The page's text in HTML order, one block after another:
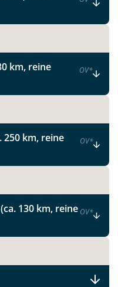
Wasserfälle und
zu bieten. Die
oder mit
km, reine
OV*
250 km, reine
OV*
130 km, reine OV*